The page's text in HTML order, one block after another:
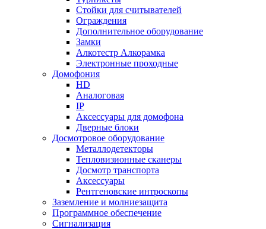
Стойки для считывателей
Ограждения
Дополнительное оборудование
Замки
Алкотестр Алкорамка
Электронные проходные
Домофония
HD
Аналоговая
IP
Аксессуары для домофона
Дверные блоки
Досмотровое оборудование
Металлодетекторы
Тепловизионные сканеры
Досмотр транспорта
Аксессуары
Рентгеновские интроскопы
Заземление и молниезащита
Программное обеспечение
Сигнализация